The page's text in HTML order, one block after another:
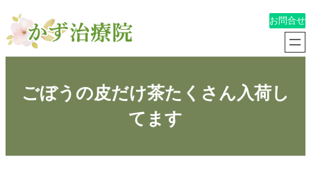
内
容
キ
お問合せ
ごぼうの皮だけ茶たくさん入荷し
てます